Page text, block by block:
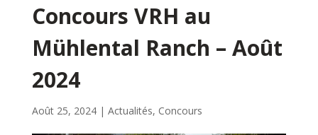
Concours VRH au
Mühlental Ranch – Août
2024
Août 25, 2024| Actualités, Concours